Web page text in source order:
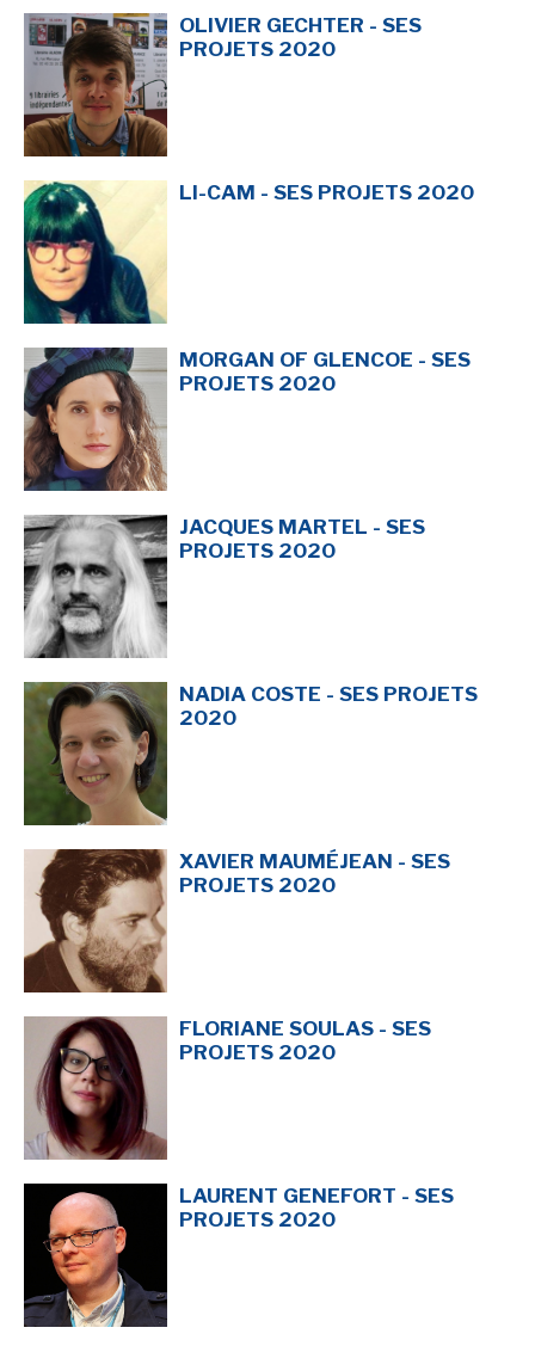
OLIVIER GECHTER - SES
PROJETS 2020
LI-CAM - SES PROJETS 2020
MORGAN OF GLENCOE - SES
PROJETS 2020
JACQUES MARTEL - SES
PROJETS 2020
NADIA COSTE - SES PROJETS
2020
XAVIER MAUMÉJEAN - SES
PROJETS 2020
FLORIANE SOULAS - SES
PROJETS 2020
LAURENT GENEFORT - SES
PROJETS 2020